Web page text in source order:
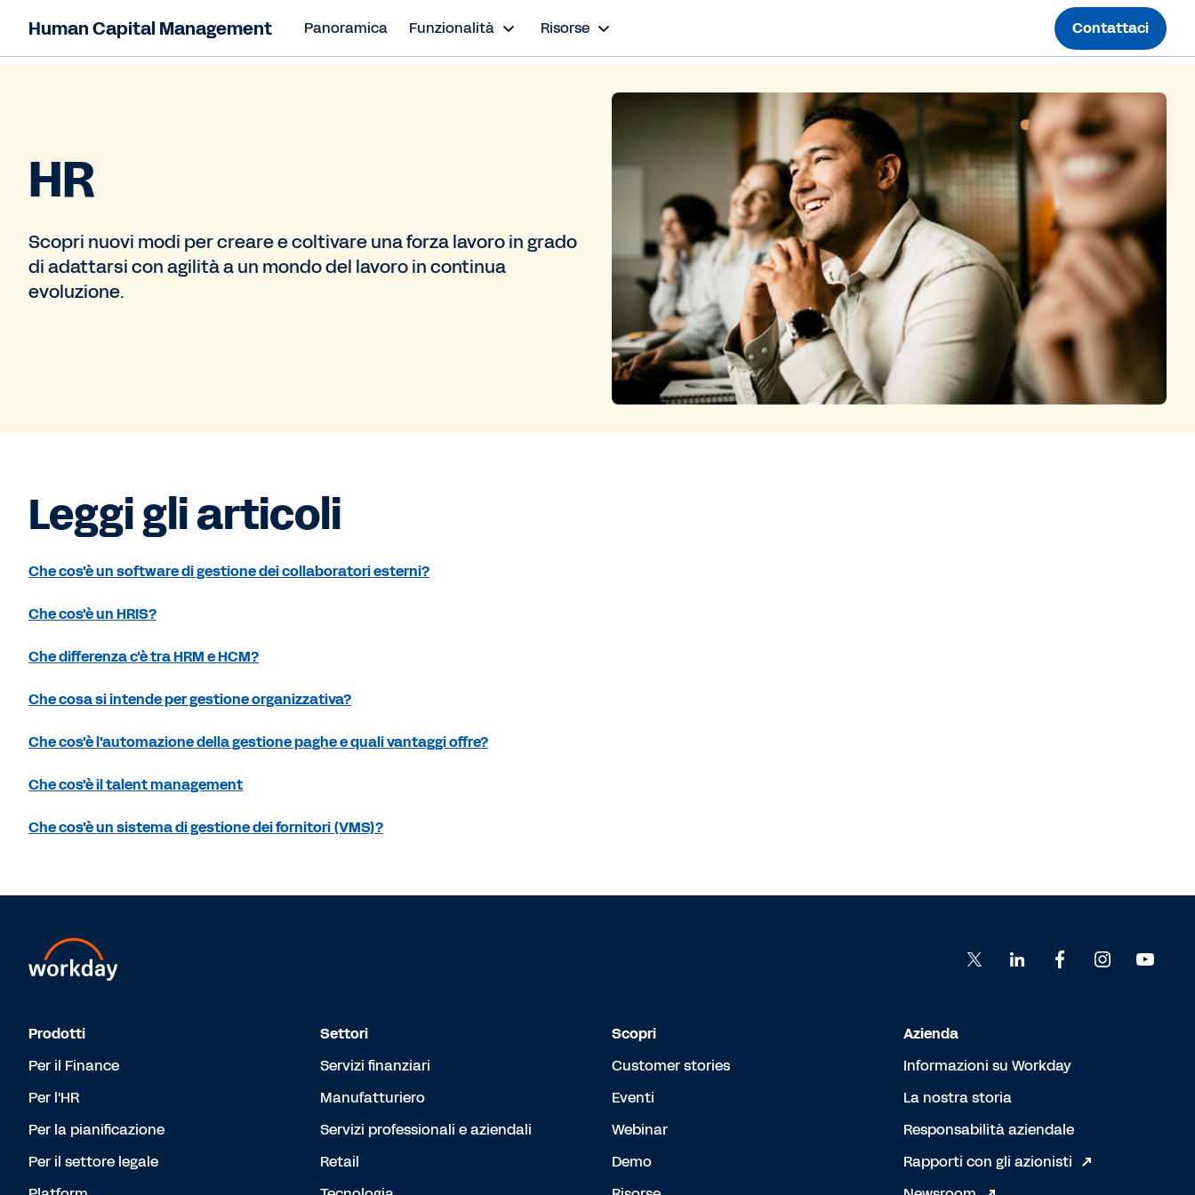
Human Capital Management Panoramica Funzionalità Risorse Contattaci
HR
Scopri nuovi modi per creare e coltivare una forza lavoro in grado
di adattarsi con agilità a un mondo del lavoro in continua
evoluzione.
Leggi gli articoli
Che cos'è un software di gestione dei collaboratori esterni?
Che cos'è un HRIS?
Che differenza c'è tra HRM e HCM?
Che cosa si intende per gestione organizzativa?
Che cos'è l'automazione della gestione paghe e quali vantaggi offre?
Che cos'è il talent management
Che cos'è un sistema di gestione dei fornitori (VMS)?
Prodotti
Per il Finance
Per l'HR
Per la pianificazione
Per il settore legale
Settori
Servizi finanziari
Manufatturiero
Servizi professionali e aziendali
Retail
Scopri
Customer stories
Eventi
Webinar
Demo
Azienda
Informazioni su Workday
La nostra storia
Responsabilità aziendale
Rapporti con gli azionisti